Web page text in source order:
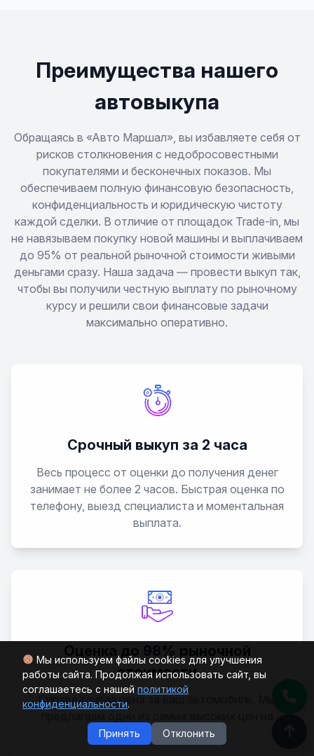
Мы используем файлы cookies для улучшения
работы сайта. Продолжая использовать сайт, вы
соглашаетесь с нашей политикой
конфиденциальности.
Принять Отклонить
2110
2111
2112
2113 Samara
2114 Samara
2115 Samara
2121 (4x4) Рысь
2131 (4x4) Urban
2131 (4x4) Рысь
2329
Granta Cross
Kalina
Kalina Cross
Преимущества нашего
автовыкупа
Обращаясь в «Авто Маршал», вы избавляете себя от
рисков столкновения с недобросовестными
покупателями и бесконечных показов. Мы
обеспечиваем полную финансовую безопасность,
конфиденциальность и юридическую чистоту
каждой сделки. В отличие от площадок Trade-in, мы
не навязываем покупку новой машины и выплачиваем
до 95% от реальной рыночной стоимости живыми
деньгами сразу. Наша задача — провести выкуп так,
чтобы вы получили честную выплату по рыночному
курсу и решили свои финансовые задачи
максимально оперативно.
Срочный выкуп за 2 часа
Весь процесс от оценки до получения денег
занимает не более 2 часов. Быстрая оценка по
телефону, выезд специалиста и моментальная
выплата.
Оценка до 98% рыночной
стоимости
Справедливая цена за ваш автомобиль. Мы
рынке автовыкупа в СПб.